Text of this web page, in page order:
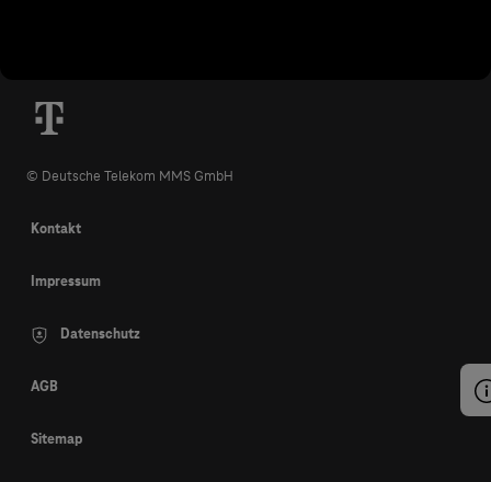
© Deutsche Telekom MMS GmbH
Kontakt
Impressum
Datenschutz
AGB
Sitemap